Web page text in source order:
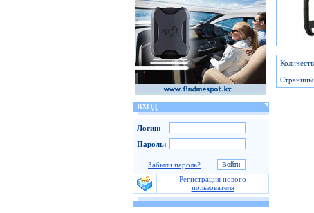
ВХОД
Логин:
Пароль:
Забыли пароль?
Регистрация нового
пользователя
Страницы